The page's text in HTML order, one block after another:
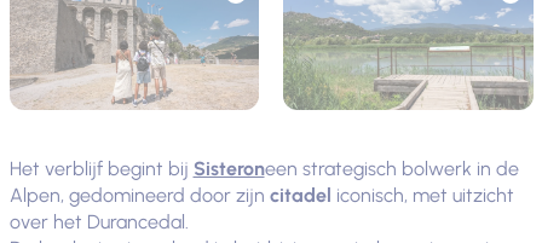
Het verblijf begint bij Sisteroneen strategisch bolwerk in de
Alpen, gedomineerd door zijn citadel iconisch, met uitzicht
over het Durancedal.